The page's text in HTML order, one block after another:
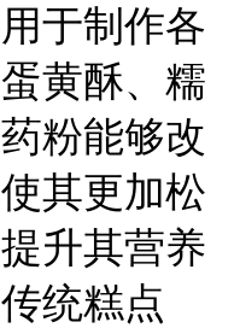
于制作各
黄酥、糯
粉能够改
其更加松
升其营养
统糕点